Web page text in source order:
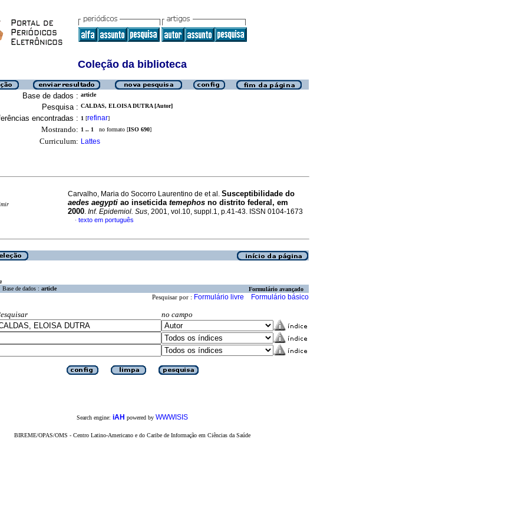
Coleção da biblioteca
Base de dados : article
Pesquisa : CALDAS, ELOISA DUTRA [Autor]
encontradas : 1 [refinar]
Mostrando: 1 .. 1 no formato [ISO 690]
Curriculum: Lattes
Carvalho, Maria do Socorro Laurentino de et al. Susceptibilidade do
aedes aegypti ao inseticida temephos no distrito federal, em
2000. Inf. Epidemiol. Sus, 2001, vol.10, suppl.1, p.41-43. ISSN 0104-1673
· texto em português
Base de dados : article Formulário avançado
Pesquisar por : Formulário livre Formulário básico
no campo
Search engine: iAH powered by WWWISIS
BIREME/OPAS/OMS - Centro Latino-Americano e do Caribe de Informação em Ciências da Saúde